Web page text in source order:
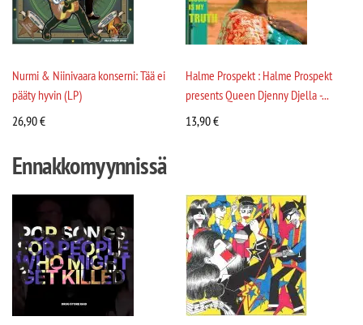
Nurmi & Niinivaara konserni: Tää ei
pääty hyvin (LP)
26,90€
Halme Prospekt : Halme Prospekt
presents Queen Djenny Djella -...
13,90€
Ennakkomyynnissä